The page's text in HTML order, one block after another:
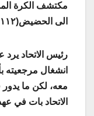
مكتشف الكرة
الى الحضيض(١١٢ حسب ترتيب الفيفا اليوم).
رئيس الاتحاد
انشغال مرجعيته
معه، لكن ما
الاتحاد بات في